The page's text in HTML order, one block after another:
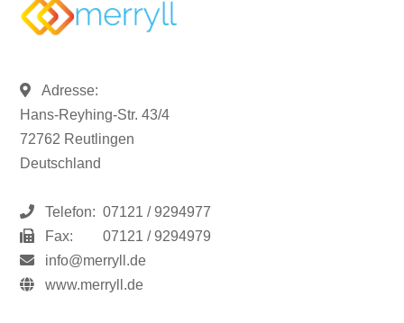
Adresse:
Hans-Reyhing-Str. 43/4
72762 Reutlingen
Deutschland
Telefon: 07121 / 9294977
Fax:
07121 / 9294979
info@merryll.de
www.merryll.de